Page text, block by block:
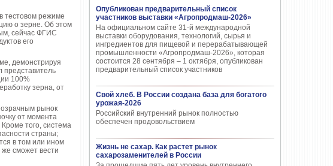
Опубликован предварительный список
участников выставки «Агропродмаш-2026»
На официальном сайте 31-й международной
выставки оборудования, технологий, сырья и
ингредиентов для пищевой и перерабатывающей
промышленности «Агропродмаш-2026», которая
состоится 28 сентября – 1 октября, опубликован
предварительный список участников
Свой хлеб. В России создана база для богатого
урожая-2026
Российский внутренний рынок полностью
обеспечен продовольствием
Жизнь не сахар. Как растет рынок
сахарозаменителей в России
тестовом режиме
о зерне. Об этом
сейчас ФГИС
его
демонстрируя
представитель
100%
зерна, от
рынок
от момента
того, система
страны;
в том или ином
сможет вести